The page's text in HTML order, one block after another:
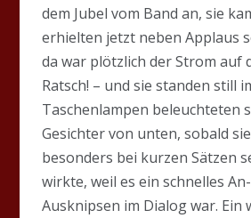
dem Jubel vom Band an, sie
erhielten jetzt neben Applaus
da war plötzlich der Strom auf
Ratsch! – und sie standen still
Taschenlampen beleuchteten
Gesichter von unten, sobald
besonders bei kurzen Sätzen
wirkte, weil es ein schnelles
Ausknipsen im Dialog war. Ein